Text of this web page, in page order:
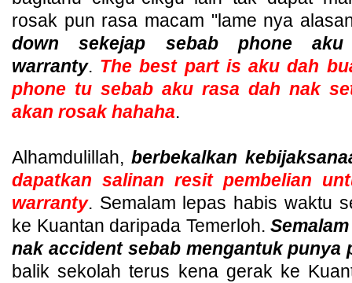
rosak pun rasa macam "lame nya
down sekejap sebab phone
warranty. The best part is aku dah
phone tu sebab aku rasa dah nak
akan rosak hahaha.
Alhamdulillah,berbekalkan
dapatkan salinan resit pembelian
warranty. Semalam lepas habis waktu
ke Kuantan daripada Temerloh.
nak accident sebab mengantuk punya
balik sekolah terus kena gerak ke